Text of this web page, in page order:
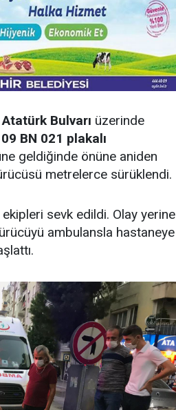
Bulvarı üzerinde
09 BN 021 plakalı
geldiğinde önüne aniden
metrelerce sürüklendi.
sevk edildi. Olay yerine
ambulansla hastaneye